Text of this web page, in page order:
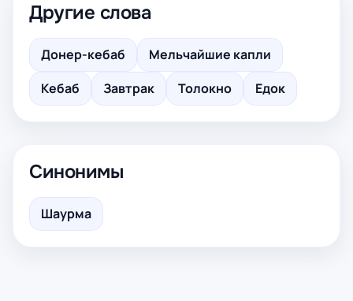
Другие слова
Донер-кебаб
Мельчайшие капли
Кебаб
Завтрак Толокно Едок
Синонимы
Шаурма